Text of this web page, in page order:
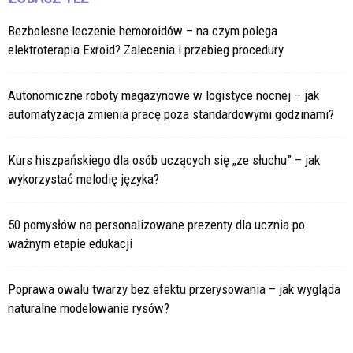
Bezbolesne leczenie hemoroidów – na czym polega
elektroterapia Exroid? Zalecenia i przebieg procedury
Autonomiczne roboty magazynowe w logistyce nocnej – jak
automatyzacja zmienia pracę poza standardowymi godzinami?
Kurs hiszpańskiego dla osób uczących się „ze słuchu” – jak
wykorzystać melodię języka?
50 pomysłów na personalizowane prezenty dla ucznia po
ważnym etapie edukacji
Poprawa owalu twarzy bez efektu przerysowania – jak wygląda
naturalne modelowanie rysów?